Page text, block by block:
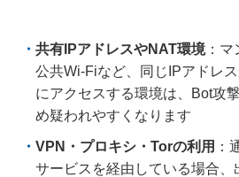
共有IPアドレスやNAT環境：マ
公共Wi-Fiなど、同じIPアドレ
にアクセスする環境は、Bot攻
め疑われやすくなります
VPN・プロキシ・Torの利用 ：
サービスを経由している場合